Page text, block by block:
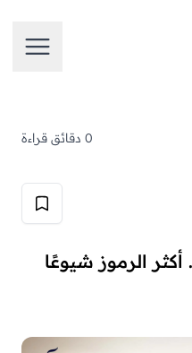
فتح
0 دقائق قراءة
أكثر الرموز شيوعًا